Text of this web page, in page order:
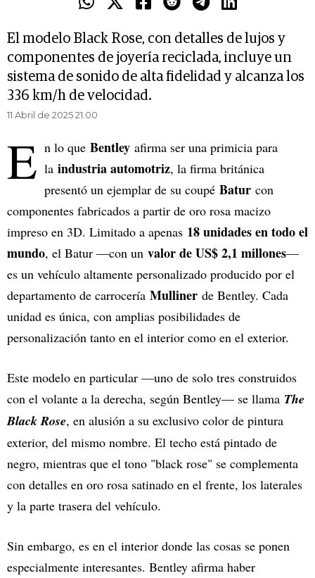
El modelo Black Rose, con detalles de lujos y
componentes de joyería reciclada, incluye un
sistema de sonido de alta fidelidad y alcanza los
336 km/h de velocidad.
11 Abril de 2025 21.00
E n lo que Bentley afirma ser una primicia para
la industria automotriz, la firma británica
presentó un ejemplar de su coupé Batur con
componentes fabricados a partir de oro rosa macizo
impreso en 3D. Limitado a apenas 18 unidades en todo el
mundo, el Batur —con un valor de US$ 2,1 millones—
es un vehículo altamente personalizado producido por el
departamento de carrocería Mulliner de Bentley. Cada
unidad es única, con amplias posibilidades de
personalización tanto en el interior como en el exterior.
Este modelo en particular —uno de solo tres construidos
con el volante a la derecha, según Bentley— se llama The
Black Rose, en alusión a su exclusivo color de pintura
exterior, del mismo nombre. El techo está pintado de
negro, mientras que el tono "black rose" se complementa
con detalles en oro rosa satinado en el frente, los laterales
y la parte trasera del vehículo.
Sin embargo, es en el interior donde las cosas se ponen
especialmente interesantes. Bentley afirma haber